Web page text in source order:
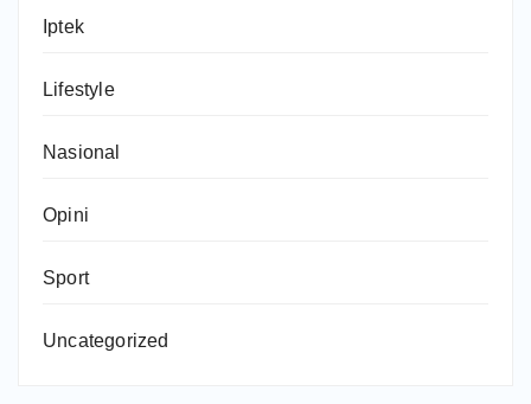
Iptek
Lifestyle
Nasional
Opini
Sport
Uncategorized